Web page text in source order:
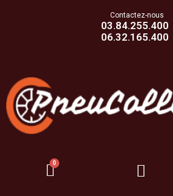
Contactez-nous
03.84.255.400
06.32.165.400